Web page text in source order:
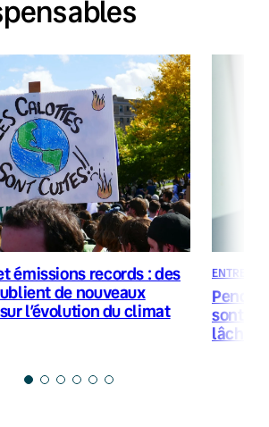
émissions records : des
de nouveaux
l’évolution du climat
ENTRETIEN
sont
lâche